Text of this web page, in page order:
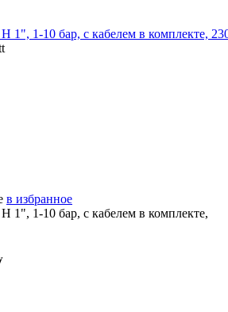
1", 1-10 бар, с кабелем в комплекте,
в избранное
1", 1-10 бар, с кабелем в комплекте,